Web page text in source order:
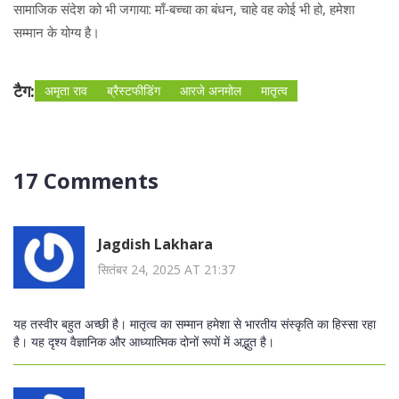
सामाजिक संदेश को भी जगाया: माँ‑बच्चा का बंधन, चाहे वह कोई भी हो, हमेशा
सम्मान के योग्य है।
टैग: अमृता राव ब्रैस्टफीडिंग आरजे अनमोल मातृत्व
17 Comments
Jagdish Lakhara
सितंबर 24, 2025 AT 21:37
यह तस्वीर बहुत अच्छी है। मातृत्व का सम्मान हमेशा से भारतीय संस्कृति का हिस्सा रहा
है। यह दृश्य वैज्ञानिक और आध्यात्मिक दोनों रूपों में अद्भुत है।